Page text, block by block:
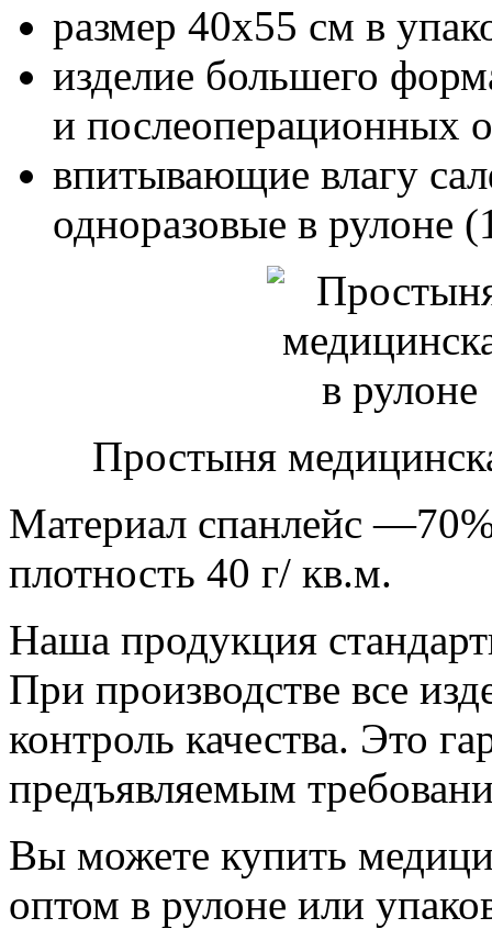
размер 40х55 см в
изделие большего
и послеоперационных
впитывающие влагу
одноразовые в рулоне
Простыня
Материал спанлейс
плотность 40 г/ кв.м.
Наша продукция
При производстве все
контроль качества. Это
предъявляемым
Вы можете купить
оптом в рулоне или